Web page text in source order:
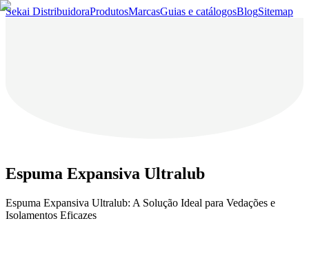
Sekai DistribuidoraProdutosMarcasGuias e catálogosBlogSitemap
Espuma Expansiva Ultralub
Espuma Expansiva Ultralub: A Solução Ideal para Vedações e
Isolamentos Eficazes